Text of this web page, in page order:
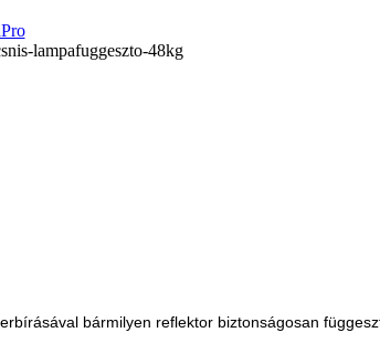
lampafuggeszto-48kg
bármilyen reflektor biztonságosan